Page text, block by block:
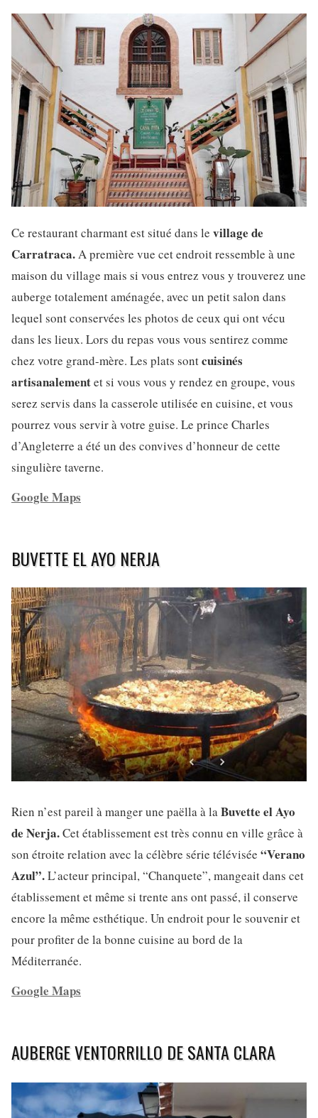
Ce restaurant charmant est situé dans le village de
Carratraca.A première vue cet endroit ressemble à une
maison du village mais si vous entrez vous y trouverez une
auberge totalement aménagée, avec un petit salon dans
lequel sont conservées les photos de ceux qui ont vécu
dans les lieux. Lors du repas vous vous sentirez comme
chez votre grand-mère. Les plats sontcuisinés
artisanalementet si vous vous y rendez en groupe, vous
serez servis dans la casserole utilisée en cuisine, et vous
pourrez vous servir à votre guise. Le prince Charles
d’Angleterre a été un des convives d’honneur de cette
singulière taverne.
Google Maps
BUVETTE EL AYO NERJA
Rien n’est pareil à manger une paëlla à laBuvette el Ayo
de Nerja.Cet établissement est très connu en ville grâce à
son étroite relation avec la célèbre série télévisée “Verano
Azul”.L’acteur principal, “Chanquete”, mangeait dans cet
établissement et même si trente ans ont passé, il conserve
encore la même esthétique. Un endroit pour le souvenir et
pour profiter de la bonne cuisine au bord de la
Méditerranée.
Google Maps
AUBERGE VENTORRILLO DE SANTA CLARA